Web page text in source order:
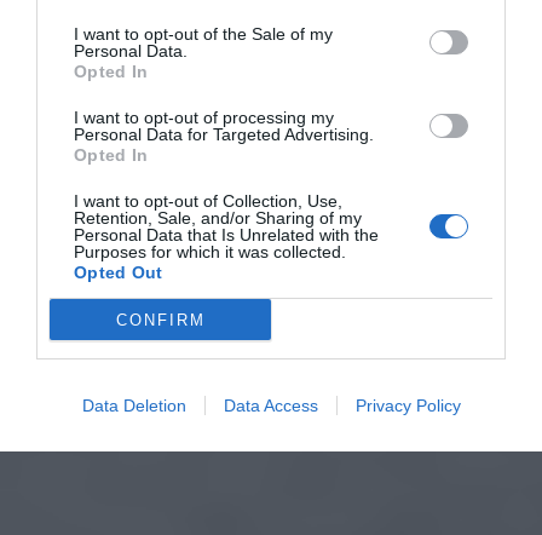
I want to opt-out of the Sale of my
Personal Data.
Opted In
I want to opt-out of processing my
Personal Data for Targeted Advertising.
Opted In
I want to opt-out of Collection, Use,
Retention, Sale, and/or Sharing of my
Personal Data that Is Unrelated with the
Purposes for which it was collected.
Opted Out
CONFIRM
Data Deletion Data Access Privacy Policy